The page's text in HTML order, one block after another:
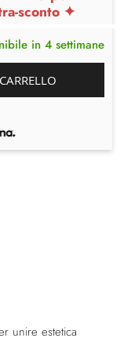
per
in 4 settimane